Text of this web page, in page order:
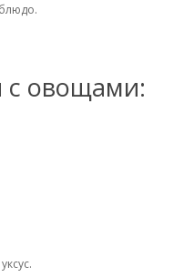
с овощами: